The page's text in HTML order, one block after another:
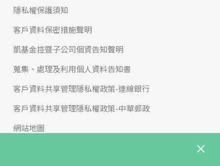
隱私權保護須知
客戶資料保密措施聲明
凱基金控暨子公司個資告知聲明
蒐集、處理及利用個人資料告知書
客戶資料共享管理隱私權政策-連線銀行
客戶資料共享管理隱私權政策-中華郵政
網站地圖